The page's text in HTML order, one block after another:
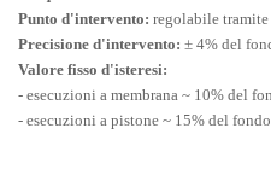
Punto d'intervento: regolabile
Precisione d'intervento: ± 4% del
Valore fisso d'isteresi:
- esecuzioni a membrana ~ 10% del
- esecuzioni a pistone ~ 15% del fondo